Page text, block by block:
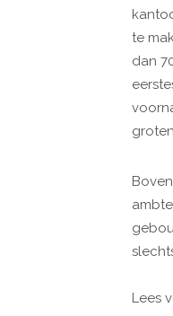
te
dan
Lees